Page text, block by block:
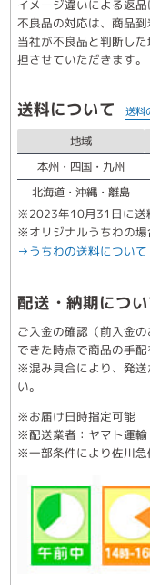
イメージ違いによる返
不良品の対応は、商品
当社が不良品と判断し
担させていただきます。
送料について 送料
地域
本州・四国・九州
北海道・沖縄・離島
※2023年10月31日に送
※オリジナルうちわの場
→うちわの送料について
配送・納期につ
ご入金の確認（前入金
できた時点で商品の手配
※混み具合により、発送
い。
※お届け日時指定可能
※配送業者：ヤマト運輸
※一部条件により佐川急